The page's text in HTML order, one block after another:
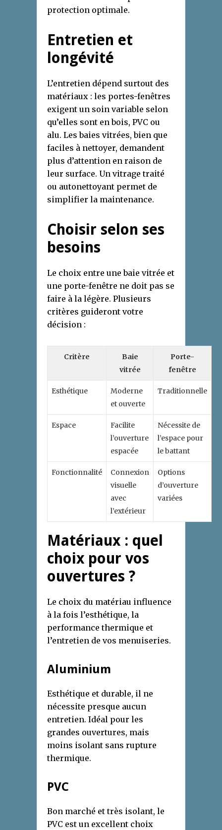
protection optimale.
Entretien et
longévité
L’entretien dépend surtout des
matériaux : les portes-fenêtres
exigent un soin variable selon
qu’elles sont en bois, PVC ou
alu. Les baies vitrées, bien que
faciles à nettoyer, demandent
plus d’attention en raison de
leur surface. Un vitrage traité
ou autonettoyant permet de
simplifier la maintenance.
Choisir selon ses
besoins
Le choix entre une baie vitrée et
une porte-fenêtre ne doit pas se
faire à la légère. Plusieurs
critères guideront votre
décision :
Critère
Baie
vitrée
Porte-
fenêtre
Esthétique
Moderne
et ouverte
Traditionnelle
Espace
Facilite
l’ouverture
espacée
Nécessite de
l’espace pour
le battant
Fonctionnalité
Connexion
visuelle
avec
l’extérieur
Options
d’ouverture
variées
Matériaux : quel
choix pour vos
ouvertures ?
Le choix du matériau influence
à la fois l’esthétique, la
performance thermique et
l’entretien de vos menuiseries.
Aluminium
Esthétique et durable, il ne
nécessite presque aucun
entretien. Idéal pour les
grandes ouvertures, mais
moins isolant sans rupture
thermique.
PVC
Bon marché et très isolant, le
PVC est un excellent choix